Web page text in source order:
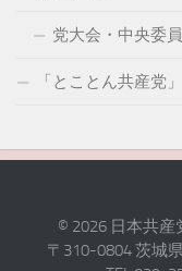
党大会・中央委
「とことん共産党
© 2026 日本共産
〒310-0804 茨城